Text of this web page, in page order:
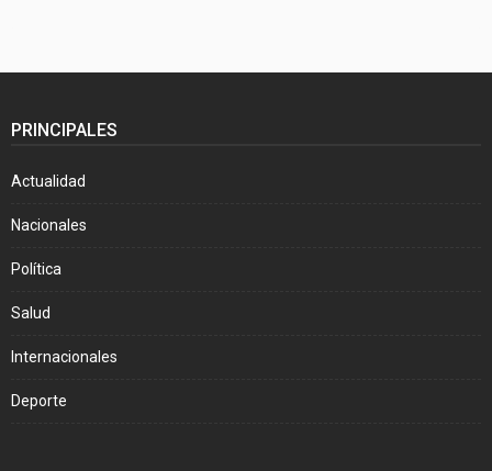
PRINCIPALES
Actualidad
Nacionales
Política
Salud
Internacionales
Deporte